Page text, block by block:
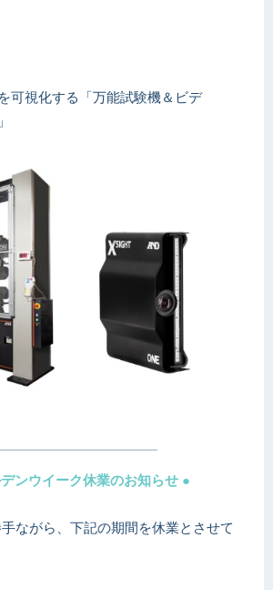
可視化する「万能試験機＆ビデ
ンウイーク休業のお知らせ ●
ながら、下記の期間を休業とさせて